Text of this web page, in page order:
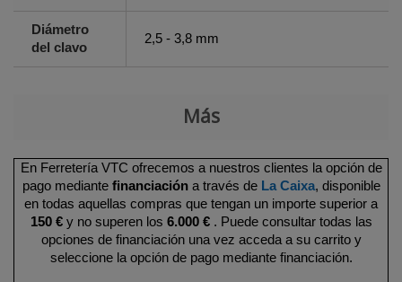
Diámetro
del clavo
2,5 - 3,8 mm
Más
En Ferretería VTC ofrecemos a nuestros clientes la opción de
pago mediante financiacióna través de La Caixa, disponible
en todas aquellas compras que tengan un importe superior a
150 €y no superen los 6.000 €. Puede consultar todas las
opciones de financiación una vez acceda a su carrito y
seleccione la opción de pago mediante financiación.